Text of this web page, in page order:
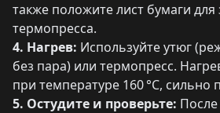
также положите лист бумаги
термопресса.
4. Нагрев: Используйте утюг
без пара) или термопресс.
при температуре 160 °C, сильно
5. Остудите и проверьте: